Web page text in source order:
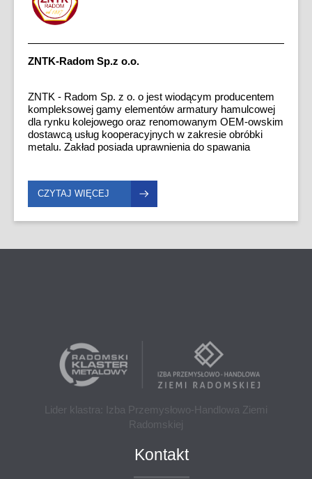
ZNTK-Radom Sp.z o.o.
ZNTK - Radom Sp. z o. o jest wiodącym producentem
kompleksowej gamy elementów armatury hamulcowej
dla rynku kolejowego oraz renomowanym OEM-owskim
dostawcą usług kooperacyjnych w zakresie obróbki
metalu. Zakład posiada uprawnienia do spawania
ISO 9001:2015.
CZYTAJ WIĘCEJ
Lider klastra: Izba Przemysłowo-Handlowa Ziemi
Radomskiej
Kontakt